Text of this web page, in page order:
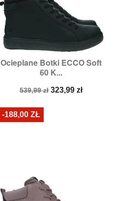
Ocieplane Botki ECCO Soft
60 K...
Cena
539,99 zł Cena
323,99 zł
Szybki podgląd
Rozmiary:39,
-188,00 ZŁ